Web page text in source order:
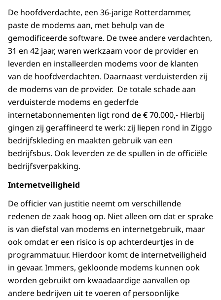
De hoofdverdachte, een 36-jarige Rotterdammer,
paste de modems aan, met behulp van de
gemodificeerde software. De twee andere verdachten,
31 en 42 jaar, waren werkzaam voor de provider en
leverden en installeerden modems voor de klanten
van de hoofdverdachten. Daarnaast verduisterden zij
de modems van de provider. De totale schade aan
verduisterde modems en gederfde
internetabonnementen ligt rond de € 70.000,- Hierbij
gingen zij geraffineerd te werk: zij liepen rond in Ziggo
bedrijfskleding en maakten gebruik van een
bedrijfsbus. Ook leverden ze de spullen in de officiële
bedrijfsverpakking.
Internetveiligheid
De officier van justitie neemt om verschillende
redenen de zaak hoog op. Niet alleen om dat er sprake
is van diefstal van modems en internetgebruik, maar
ook omdat er een risico is op achterdeurtjes in de
programmatuur. Hierdoor komt de internetveiligheid
in gevaar. Immers, gekloonde modems kunnen ook
worden gebruikt om kwaadaardige aanvallen op
andere bedrijven uit te voeren of persoonlijke